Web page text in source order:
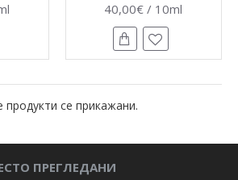
40,00€ / 10ml
продукти се прикажани.
ПРЕГЛЕДАНИ